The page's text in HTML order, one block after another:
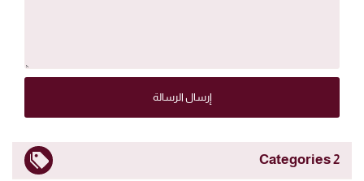
إرسال الرسالة
2 Categories